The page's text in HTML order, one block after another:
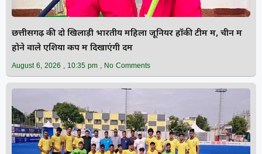
छत्तीसगढ़ की दो खिलाड़ी भारतीय महिला जूनियर हॉकी टीम में, चीन में
होने वाले एशिया कप में दिखाएंगी दम
August 6, 2026 10:35 pm No Comments